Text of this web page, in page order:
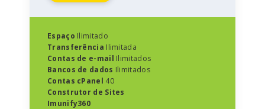
Espaço Ilimitado
Transferência Ilimitada
Contas de e-mail Ilimitados
Bancos de dados Ilimitados
Contas cPanel 40
Construtor de Sites
Imunify360